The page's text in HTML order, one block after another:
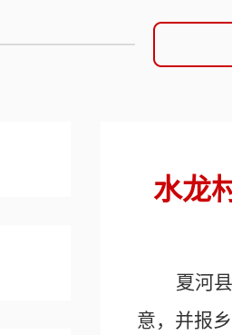
水龙
夏河
意，并报乡